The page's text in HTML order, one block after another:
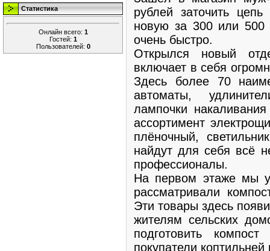
Статистика
Онлайн всего: 1
Гостей: 1
Пользователей: 0
рублей заточить
новую за 300 или 500
очень быстро.
Открылся новый
включает в себя
Здесь более 70
автоматы,
лампочки
ассортимент
плёночный,
найдут для себя всё
профессионалы.
На первом этаже мы
рассматривали
Эти товары здесь
жителям сельских
подготовить
покупатели